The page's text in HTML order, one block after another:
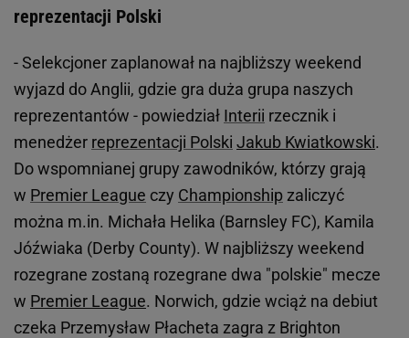
reprezentacji Polski
- Selekcjoner zaplanował na najbliższy weekend
wyjazd do Anglii, gdzie gra duża grupa naszych
reprezentantów - powiedział Interii rzecznik i
menedżer reprezentacji Polski Jakub Kwiatkowski.
Do wspomnianej grupy zawodników, którzy grają
w Premier League czy Championship zaliczyć
można m.in. Michała Helika (Barnsley FC), Kamila
Jóźwiaka (Derby County). W najbliższy weekend
rozegrane zostaną rozegrane dwa "polskie" mecze
w Premier League. Norwich, gdzie wciąż na debiut
czeka Przemysław Płacheta zagra z Brighton